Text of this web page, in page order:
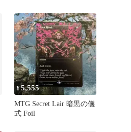
¥5,555
MTG Secret Lair 暗黒の儀
式 Foil